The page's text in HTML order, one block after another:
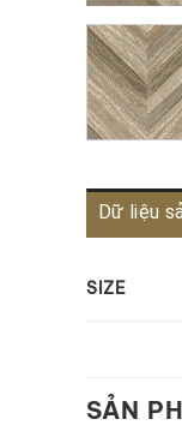
Dữ liệu
SIZE
SẢN